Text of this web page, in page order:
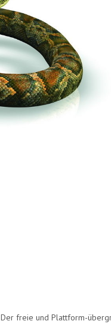
freie und Plattform-